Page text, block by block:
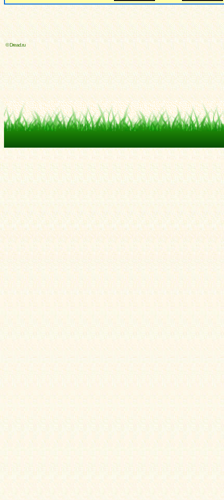
© Dread.ru